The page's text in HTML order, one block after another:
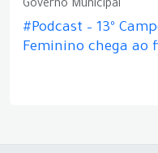
Governo Municipal
#Podcast – 13º
Feminino chega ao